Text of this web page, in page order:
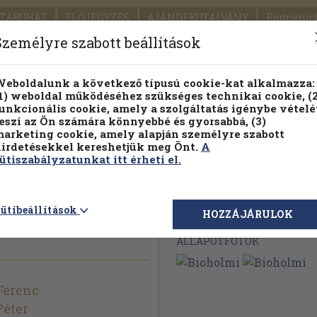
ELŐJEGYZÉS AJÁNDÉKUTALVÁNY
SEGÍTSÉG
PILLANATNYI ÁRAINK FENNTARTHATÓ
Részletes kereső Témaköri fa
Megvásárolható
ÁLLAPOTFOTÓK
szabott beállítások
a következő típusú cookie-kat alkalmazza:
weboldal működéséhez szükséges technikai cookie,
cookie, amely a szolgáltatás igénybe
az Ön számára könnyebbé és gyorsabbá, (3)
cookie, amely alapján személyre szabott
kereshetjük meg Önt. A
itt érheti el.
HOZZÁJÁRULOK